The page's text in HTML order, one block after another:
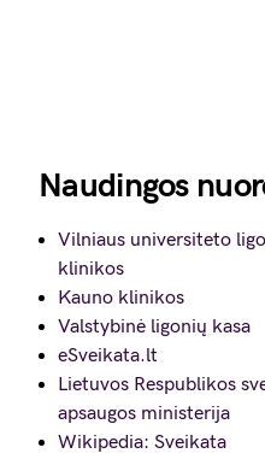
Naudingos
Vilniaus universiteto
klinikos
Kauno klinikos
Valstybinė ligonių kasa
eSveikata.lt
Lietuvos Respublikos
apsaugos ministerija
Wikipedia: Sveikata